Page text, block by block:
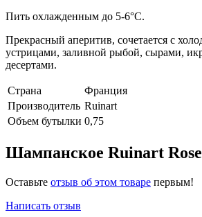
Пить охлажденным до 5-6°С.
Прекрасный аперитив, сочетается с
устрицами, заливной рыбой, сырами,
десертами.
Страна
Франция
Производитель Ruinart
Объем бутылки 0,75
Шампанское Ruinart
Оставьте отзыв об этом товаре первым!
Написать отзыв